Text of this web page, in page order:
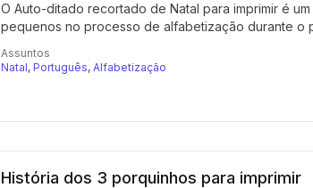
O Auto-ditado recortado de Natal para imprimir é
pequenos no processo de alfabetização durante o
Assuntos
Natal, Português, Alfabetização
História dos 3 porquinhos para imprimir